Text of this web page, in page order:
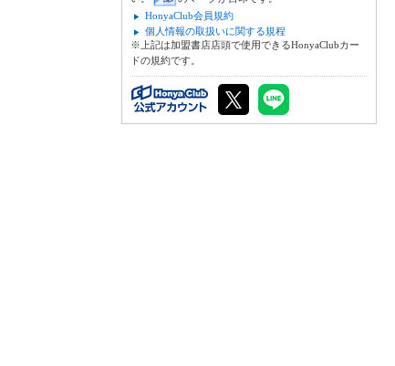
HonyaClub会員規約
個人情報の取扱いに関する規程
※上記は加盟書店店頭で使用できるHonyaClubカー
ドの規約です。